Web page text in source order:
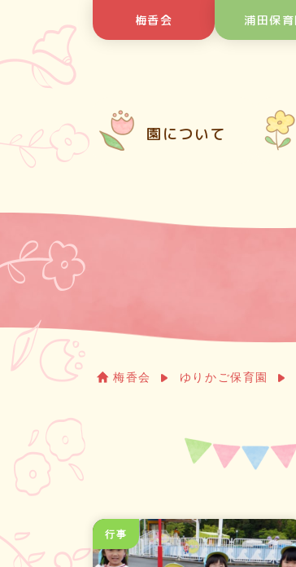
content
梅香会 浦田保育
園について
梅香会 ゆりかご保育園
行事